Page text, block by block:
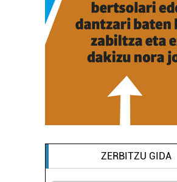
ZERBITZU GIDA